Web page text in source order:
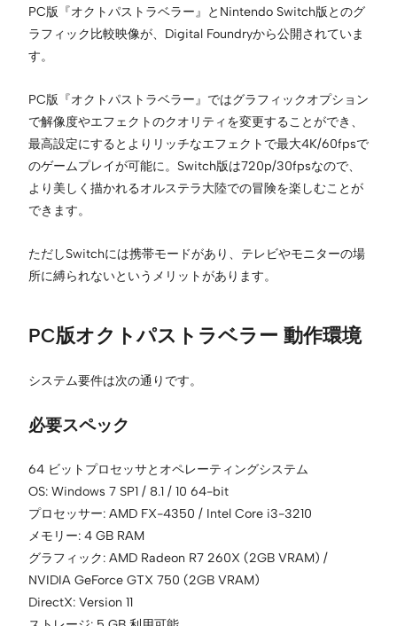
PC版『オクトパストラベラー』とNintendo Switch版とのグ
ラフィック比較映像が、Digital Foundryから公開されていま
す。
PC版『オクトパストラベラー』ではグラフィックオプション
で解像度やエフェクトのクオリティを変更することができ、
最高設定にするとよりリッチなエフェクトで最大4K/60fpsで
のゲームプレイが可能に。Switch版は720p/30fpsなので、
より美しく描かれるオルステラ大陸での冒険を楽しむことが
できます。
ただしSwitchには携帯モードがあり、テレビやモニターの場
所に縛られないというメリットがあります。
PC版オクトパストラベラー 動作環境
システム要件は次の通りです。
必要スペック
64 ビットプロセッサとオペレーティングシステム
OS: Windows 7 SP1 / 8.1 / 10 64-bit
プロセッサー: AMD FX-4350 / Intel Core i3-3210
メモリー: 4 GB RAM
グラフィック: AMD Radeon R7 260X (2GB VRAM) /
NVIDIA GeForce GTX 750 (2GB VRAM)
DirectX: Version 11